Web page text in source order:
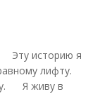
Эту историю я
лифту.
Я живу в